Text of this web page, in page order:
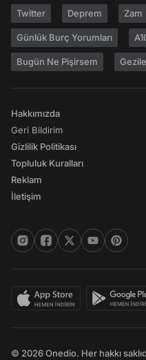
Twitter Deprem Zam
Günlük Burç Yorumları
Bugün Ne Pişirsem
Hakkımızda
Geri Bildirim
Gizlilik Politikası
Topluluk Kuralları
Reklam
İletişim
© 2026 Onedio. Her hakkı